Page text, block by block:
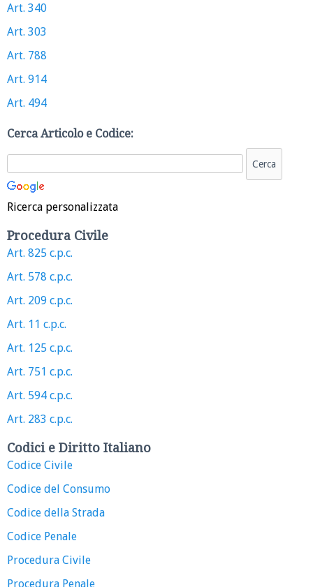
Art. 340
Art. 303
Art. 788
Art. 914
Art. 494
Cerca Articolo e Codice:
Ricerca personalizzata
Procedura Civile
Art. 825 c.p.c.
Art. 578 c.p.c.
Art. 209 c.p.c.
Art. 11 c.p.c.
Art. 125 c.p.c.
Art. 751 c.p.c.
Art. 594 c.p.c.
Art. 283 c.p.c.
Codici e Diritto Italiano
Codice Civile
Codice del Consumo
Codice della Strada
Codice Penale
Procedura Civile
Procedura Penale